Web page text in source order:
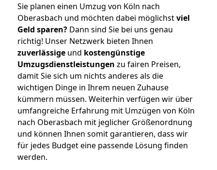
Sie planen einen Umzug von Köln nach
Oberasbach und möchten dabei möglichstviel
Geld sparen? Dann sind Sie bei uns genau
richtig! Unser Netzwerk bieten Ihnen
zuverlässige und kostengünstige
Umzugsdienstleistungen zu fairen Preisen,
damit Sie sich um nichts anderes als die
wichtigen Dinge in Ihrem neuen Zuhause
kümmern müssen. Weiterhin verfügen wir über
umfangreiche Erfahrung mit Umzügen von Köln
nach Oberasbach mit jeglicher Größenordnung
und können Ihnen somit garantieren, dass wir
für jedes Budget eine passende Lösung finden
werden.